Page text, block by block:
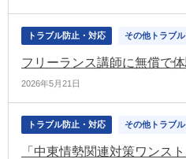
トラブル防止・対応 その他トラブル
2026年5月21日
トラブル防止・対応 その他トラブル